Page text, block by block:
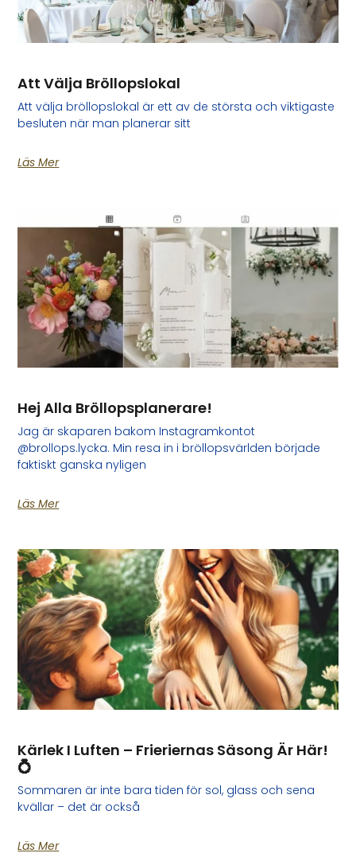
Att Välja Bröllopslokal
Att välja bröllopslokal är ett av de största och viktigaste
besluten när man planerar sitt
Läs Mer
Hej Alla Bröllopsplanerare!
Jag är skaparen bakom Instagramkontot
@brollops.lycka. Min resa in i bröllopsvärlden började
faktiskt ganska nyligen
Läs Mer
Kärlek I Luften – Frieriernas Säsong Är Här!
💍
Sommaren är inte bara tiden för sol, glass och sena
kvällar – det är också
Läs Mer